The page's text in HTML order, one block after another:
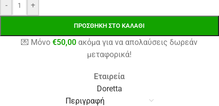
- +
ΠΡΟΣΘΉΚΗ ΣΤΟ ΚΑΛΆΘΙ
💌 Μόνο€50,00 ακόμα για να απολαύσεις δωρεάν
μεταφορικά!
Εταιρεία
Doretta
Περιγραφή